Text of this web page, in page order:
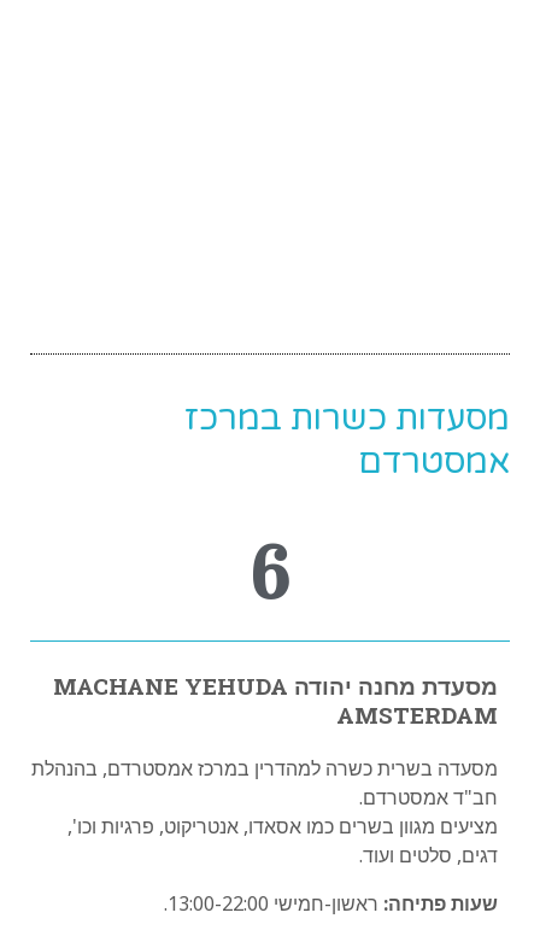
מסעדות כשרות במרכז
אמסטרדם
6
מסעדת מחנה יהודה MACHANE YEHUDA
AMSTERDAM
מסעדה בשרית כשרה למהדרין במרכז אמסטרדם, בהנהלת
חב"ד אמסטרדם.
מציעים מגוון בשרים כמו אסאדו, אנטריקוט, פרגיות וכו',
דגים, סלטים ועוד.
שעות פתיחה: ראשון-חמישי 13:00-22:00.